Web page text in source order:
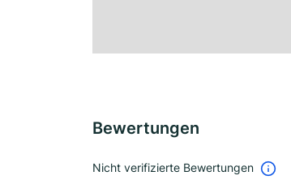
Bewertungen
Nicht verifizierte Bewertungen